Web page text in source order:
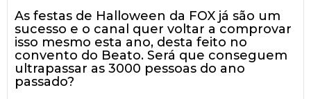
As festas de Halloween da FOX já são um
sucesso e o canal quer voltar a comprovar
isso mesmo esta ano, desta feito no
convento do Beato. Será que conseguem
ultrapassar as 3000 pessoas do ano
passado?